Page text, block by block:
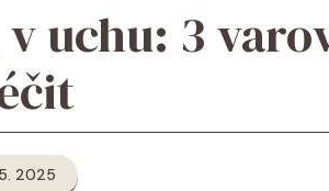
v uchu: 3
2025